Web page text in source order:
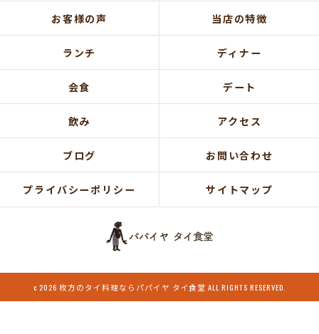
お客様の声 当店の特徴
ランチ ディナー
会食 デート
飲み アクセス
ブログ お問い合わせ
プライバシーポリシー サイトマップ
c 2026 枚方のタイ料理ならパパイヤ タイ食堂 ALL RIGHTS RESERVED.